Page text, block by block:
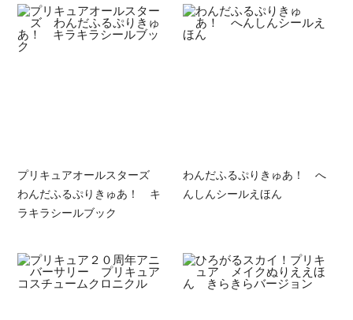
プリキュアオールスターズ
わんだふるぷりきゅあ！ キ
ラキラシールブック
わんだふるぷりきゅあ！ へ
んしんシールえほん